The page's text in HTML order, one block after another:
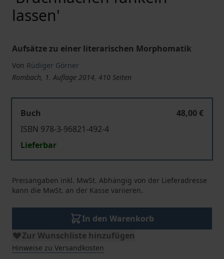
lassen'
Aufsätze zu einer literarischen Morphomatik
Von Rüdiger Görner
Rombach, 1. Auflage 2014, 410 Seiten
Buch
48,00 €
ISBN 978-3-96821-492-4
Lieferbar
Preisangaben inkl. MwSt. Abhängig von der Lieferadresse
kann die MwSt. an der Kasse variieren.
In den Warenkorb
Zur Wunschliste hinzufügen
Hinweise zu Versandkosten